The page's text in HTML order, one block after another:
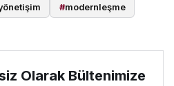
#modernleşme
Olarak Bültenimize